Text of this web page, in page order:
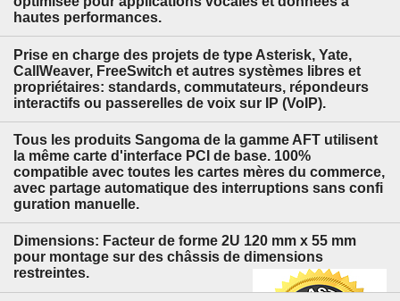
hautes performances.
Prise en charge des projets de type Asterisk, Yate,
CallWeaver, FreeSwitch et autres systèmes libres et
propriétaires: standards, commutateurs, répondeurs
interactifs ou passerelles de voix sur IP (VoIP).
Tous les produits Sangoma de la gamme AFT utilisent
la même carte d'interface PCI de base. 100%
compatible avec toutes les cartes mères du commerce,
avec partage automatique des interruptions sans confi
guration manuelle.
Dimensions: Facteur de forme 2U 120 mm x 55 mm
pour montage sur des châssis de dimensions
restreintes.